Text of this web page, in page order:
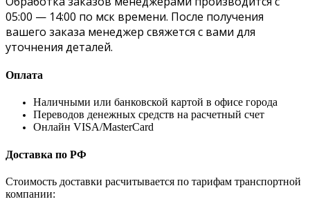
05:00 — 14:00 по мск времени. После получения
вашего заказа менеджер свяжется с вами для
уточнения деталей.
Оплата
Наличными или банковской картой в офисе города
Переводов денежных средств на расчетный счет
Онлайн VISA/MasterCard
Доставка по РФ
Стоимость доставки расчитывается по тарифам транспортной
компании: